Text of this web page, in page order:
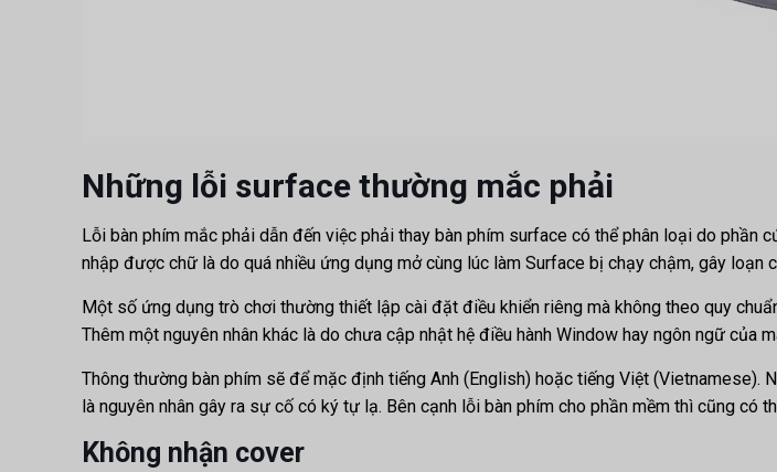
Những lỗi surface thường mắc phải
Lỗi bàn phím mắc phải dẫn đến việc phải thay bàn phím surface có thể phân loại do phần
nhập được chữ là do quá nhiều ứng dụng mở cùng lúc làm Surface bị chạy chậm, gây
Một số ứng dụng trò chơi thường thiết lập cài đặt điều khiển riêng mà không theo quy
Thêm một nguyên nhân khác là do chưa cập nhật hệ điều hành Window hay ngôn ngữ của
Thông thường bàn phím sẽ để mặc định tiếng Anh (English) hoặc tiếng Việt
là nguyên nhân gây ra sự cố có ký tự lạ. Bên cạnh lỗi bàn phím cho phần mềm thì cũng
Không nhận cover